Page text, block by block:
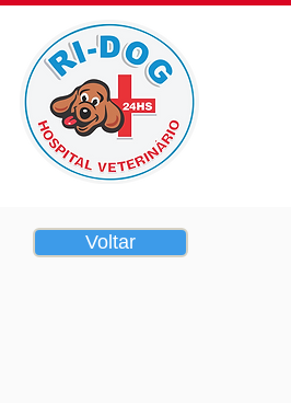
Voltar